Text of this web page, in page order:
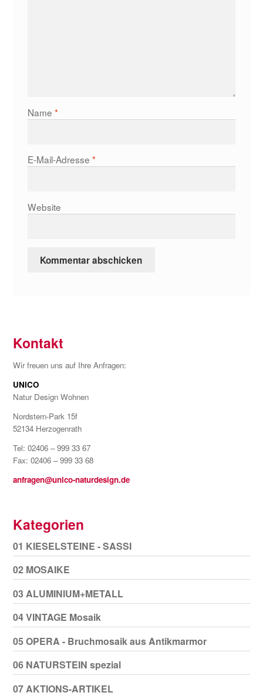
Name *
E-Mail-Adresse *
Website
Kontakt
Wir freuen uns auf Ihre Anfragen:
UNICO
Natur Design Wohnen
Nordstern-Park 15f
52134 Herzogenrath
Tel: 02406 – 999 33 67
Fax: 02406 – 999 33 68
anfragen@unico-naturdesign.de
Kategorien
01 KIESELSTEINE - SASSI
02 MOSAIKE
03 ALUMINIUM+METALL
04 VINTAGE Mosaik
05 OPERA - Bruchmosaik aus Antikmarmor
06 NATURSTEIN spezial
07 AKTIONS-ARTIKEL